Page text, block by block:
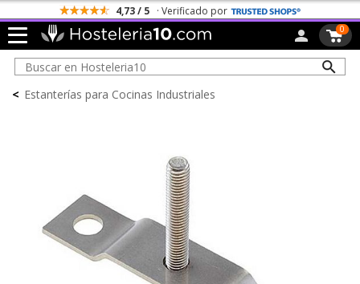
4,73 / 5 · Verificado por
0
< Estanterías para Cocinas Industriales